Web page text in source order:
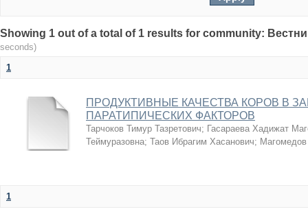
Showing 1 out of a total of 1 results for community:
seconds)
1
ПРОДУКТИВНЫЕ КАЧЕСТВА КОРОВ В
ПАРАТИПИЧЕСКИХ ФАКТОРОВ
Тарчоков Тимур Тазретович; Гасараева Хадижат
Теймуразовна; Таов Ибрагим Хасанович;
1